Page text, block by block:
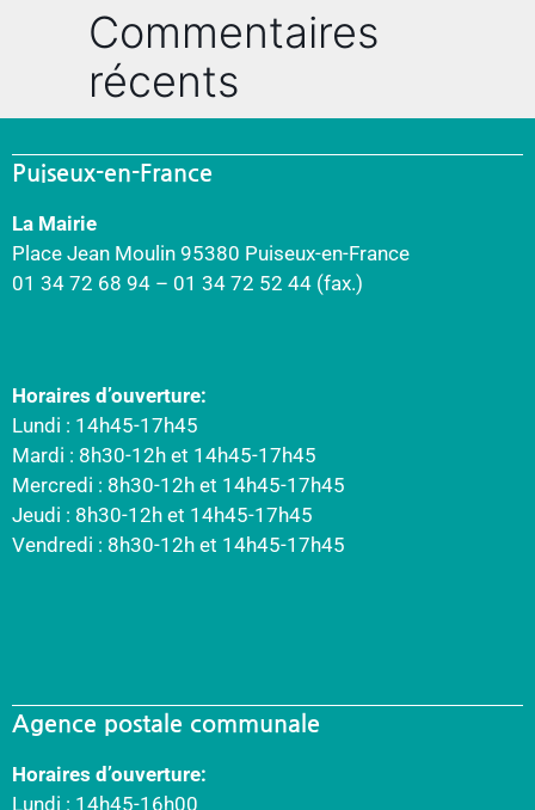
Commentaires
récents
Puiseux-en-France
La Mairie
Place Jean Moulin 95380 Puiseux-en-France
01 34 72 68 94 – 01 34 72 52 44 (fax.)
Horaires d’ouverture:
Lundi : 14h45-17h45
Mardi : 8h30-12h et 14h45-17h45
Mercredi : 8h30-12h et 14h45-17h45
Jeudi : 8h30-12h et 14h45-17h45
Vendredi : 8h30-12h et 14h45-17h45
Agence postale communale
Horaires d’ouverture:
Lundi : 14h45-16h00